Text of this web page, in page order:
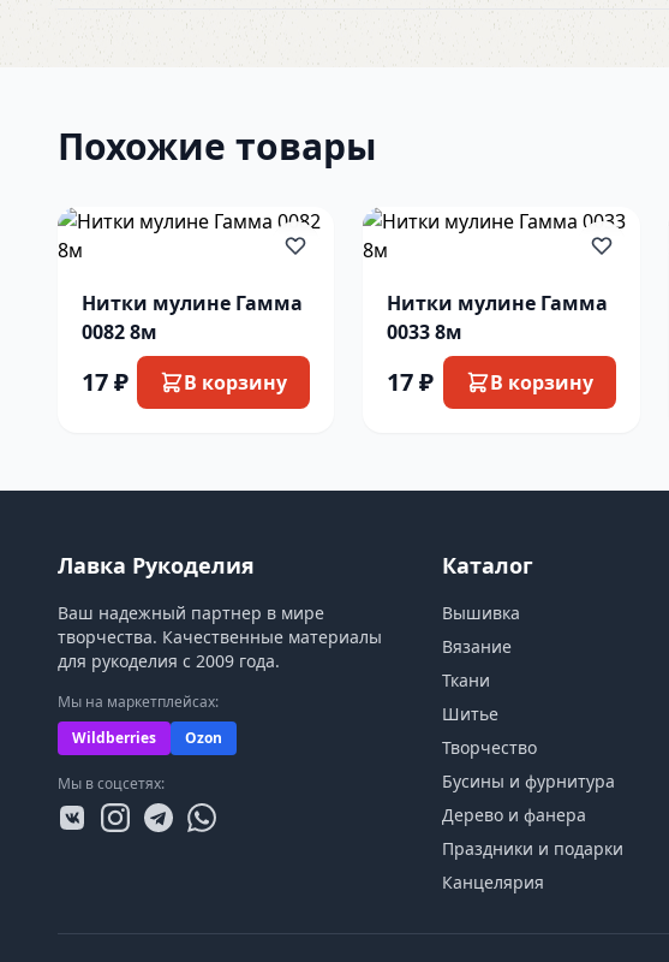
Похожие товары
Нитки мулине Гамма
0082 8м
17 ₽ В корзину
Нитки мулине Гамма
0033 8м
17 ₽ В корзину
Лавка Рукоделия
Ваш надежный партнер в мире
творчества. Качественные материалы
для рукоделия с 2009 года.
Мы на маркетплейсах:
Wildberries
Ozon
Мы в соцсетях:
Каталог
Вышивка
Вязание
Ткани
Шитье
Творчество
Бусины и фурнитура
Дерево и фанера
Праздники и подарки
Канцелярия